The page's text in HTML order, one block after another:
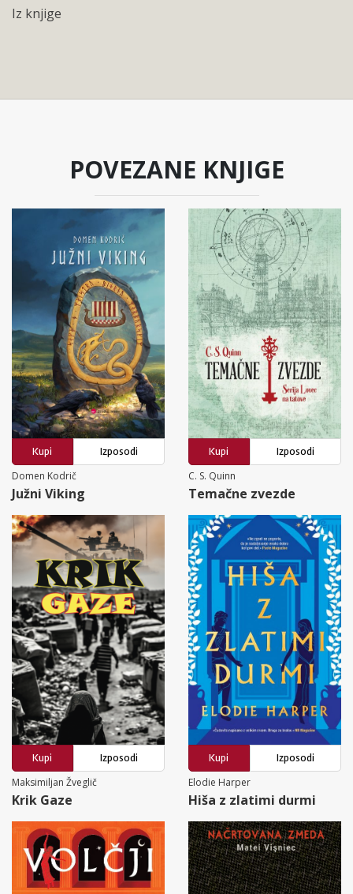
Iz knjige
POVEZANE KNJIGE
Kupi
Izposodi
Domen Kodrič
Južni Viking
Kupi
Izposodi
C. S. Quinn
Temačne zvezde
Kupi
Izposodi
Maksimiljan Žveglič
Krik Gaze
Kupi
Izposodi
Elodie Harper
Hiša z zlatimi durmi